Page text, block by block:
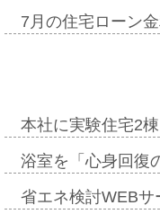
7月の住宅ローン
本社に実験住宅2
浴室を「心身回復
省エネ検討WEB